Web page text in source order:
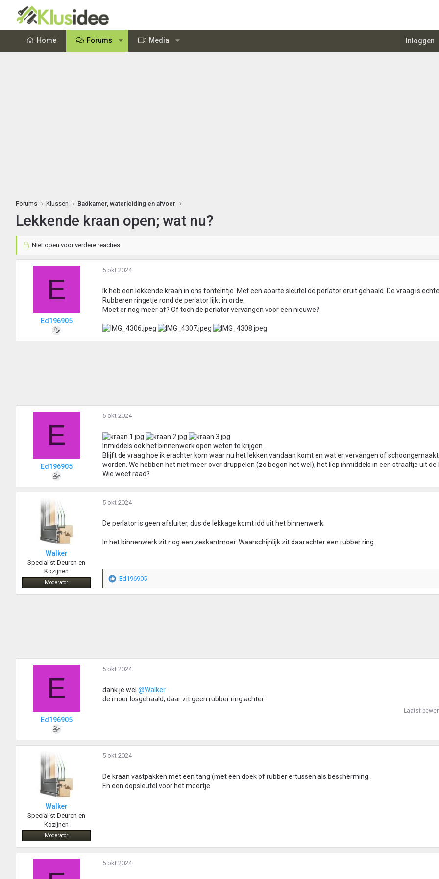
Home Forums Media Inloggen
Forums Klussen Badkamer, waterleiding en afvoer
Lekkende kraan open; wat nu?
Niet open voor verdere reacties.
E
Ed196905
5 okt 2024
Ik heb een lekkende kraan in ons fonteintje. Met een aparte sleutel de perlator eruit gehaald. De vraag is
Rubberen ringetje rond de perlator lijkt in orde.
Moet er nog meer af? Of toch de perlator vervangen voor een nieuwe?
E
Ed196905
5 okt 2024
Inmiddels ook het binnenwerk open weten te krijgen.
Blijft de vraag hoe ik erachter kom waar nu het lekken vandaan komt en wat er vervangen of
worden. We hebben het niet meer over druppelen (zo begon het wel), het liep inmiddels in een straaltje uit de
Wie weet raad?
Walker
Specialist Deuren en
Kozijnen
Moderator
5 okt 2024
De perlator is geen afsluiter, dus de lekkage komt idd uit het binnenwerk.
In het binnenwerk zit nog een zeskantmoer. Waarschijnlijk zit daarachter een rubber ring.
W
e
:
Ed196905
E
Ed196905
5 okt 2024
dank je wel @Walker
de moer losgehaald, daar zit geen rubber ring achter.
Laatst
Walker
Specialist Deuren en
Kozijnen
Moderator
5 okt 2024
De kraan vastpakken met een tang (met een doek of rubber ertussen als bescherming.
En een dopsleutel voor het moertje.
5 okt 2024